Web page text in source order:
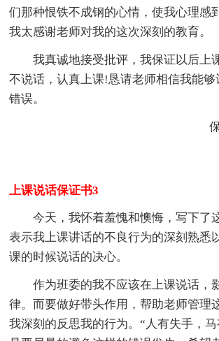
们那种恨铁不成钢的心情，使我心理感
我太感谢老师对我的这次深刻的教育。
我真诚地接受批评，我保证以后上
不说话，认真上课!恳请老师相信我能够
错误。
保
上课说话保证书3
今天，我怀着羞愧和懊悔，写下了
表示我上课讲话的不良行为的深刻熟悉
课的时候说话的决心。
作为班委的我不应该在上课说话，
律。而要做好带头作用，帮助老师管理
我深刻的反思我的行为。“人有失手，